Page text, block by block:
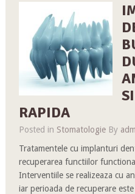
RAPIDA
Posted in StomatologieBy
Tratamentele cu implanturi
recuperarea functiilor
Interventiile se realizeaza cu
iar perioada de recuperare